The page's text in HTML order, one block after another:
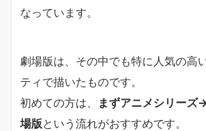
なっています。
劇場版は、その中でも特に人気の高
ティで描いたものです。
初めての方は、
まずアニメシリーズ
場版という流れがおすすめです。